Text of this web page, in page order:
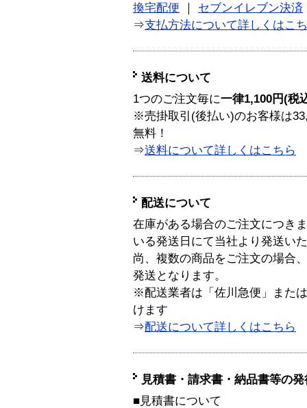
換宅配便 ｜ セブンイレブン決済
⇒支払方法について詳しくはこ
送料について
1つのご注文毎に一律1,100円(税
※売掛取引(後払い)のお客様は
無料！
⇒送料について詳しくはこちら
配送について
在庫がある場合のご注文につき
いる発送日にて当社より発送い
尚、複数の商品をご注文の場合
発送となります。
※配送業者は「佐川急便」また
けます
⇒配送について詳しくはこちら
見積書・請求書・納品書等の
■見積書について